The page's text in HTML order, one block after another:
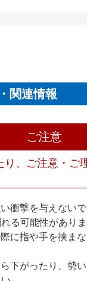
関連情報
ご注意
り、ご注意・ご
衝撃を与えない
る可能性がありま
に指や手を挟まな
下がったり、勢